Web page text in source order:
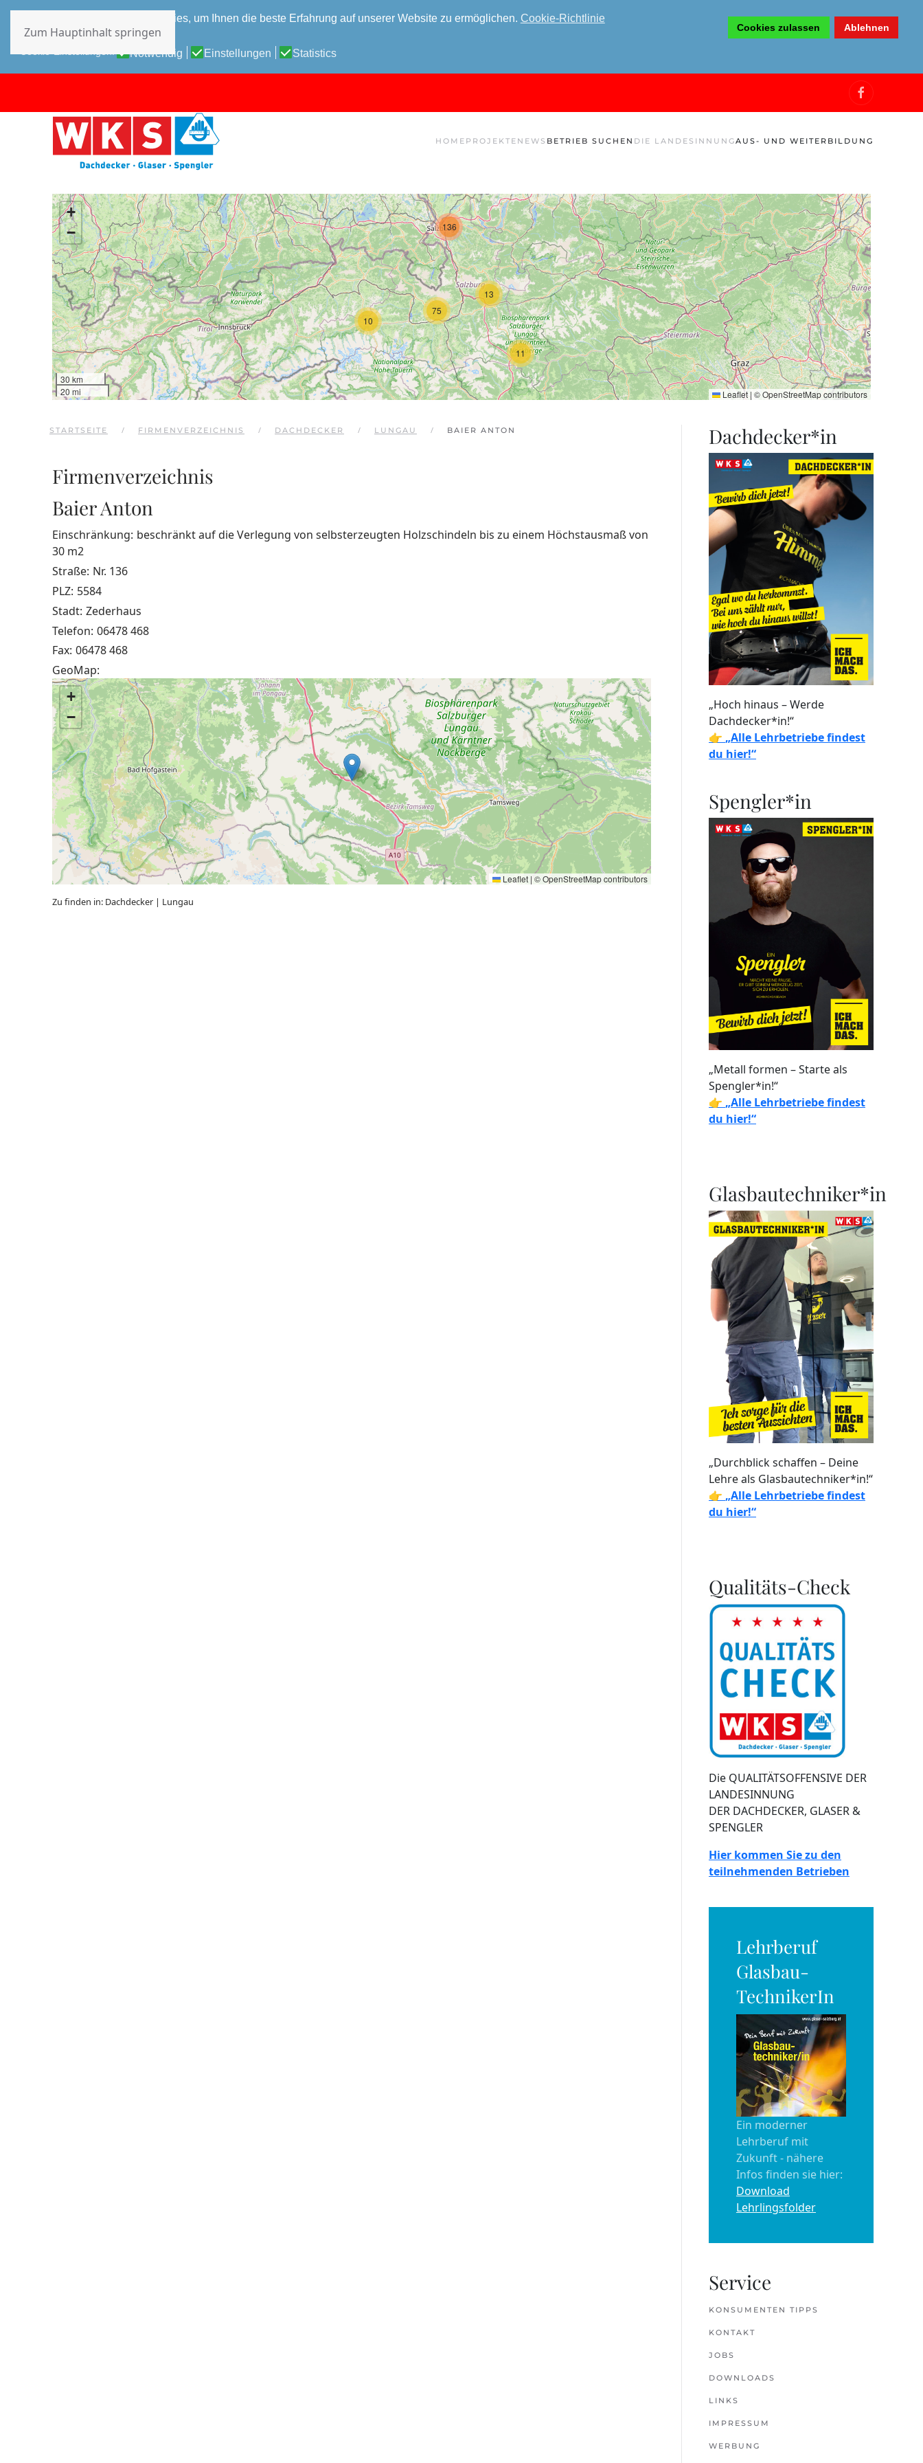
Diese Website verwendet Cookies, um Ihnen die beste Erfahrung auf unserer Website zu ermöglichen. Cookie-Richtlinie
Datenschutz-Bestimmungen
Cookies zulassen Ablehnen
Notwendig Einstellungen Statistics
Zum Hauptinhalt springen
HOME PROJEKTE NEWS BETRIEB SUCHEN DIE LANDESINNUNGAUS- UND WEITERBILDUNG
10
11
13
75
136
+
−
30 km
20 mi
Leaflet | ©OpenStreetMapcontributors
STARTSEITE FIRMENVERZEICHNIS DACHDECKER LUNGAU BAIER ANTON
Firmenverzeichnis
Baier Anton
Einschränkung: beschränkt auf die Verlegung von selbsterzeugten Holzschindeln bis zu einem Höchstausmaß von
30 m2
Straße: Nr. 136
PLZ: 5584
Stadt: Zederhaus
Telefon: 06478 468
Fax: 06478 468
GeoMap:
+
−
Leaflet | ©OpenStreetMapcontributors
Zu finden in: Dachdecker | Lungau
Dachdecker*in
„Hoch hinaus – Werde
Dachdecker*in!“
👉 „Alle Lehrbetriebe findest
du hier!“
Spengler*in
„Metall formen – Starte als
Spengler*in!“
👉 „Alle Lehrbetriebe findest
du hier!“
Glasbautechniker*in
„Durchblick schaffen – Deine
Lehre als Glasbautechniker*in!“
👉 „Alle Lehrbetriebe findest
du hier!“
Qualitäts-Check
Die QUALITÄTSOFFENSIVE DER
LANDESINNUNG
DER DACHDECKER, GLASER &
SPENGLER
Hier kommen Sie zu den
teilnehmenden Betrieben
Lehrberuf
Glasbau-
TechnikerIn
Ein moderner
Lehrberuf mit
Zukunft - nähere
Infos finden sie hier:
Download
Lehrlingsfolder
Service
KONSUMENTEN TIPPS
KONTAKT
JOBS
DOWNLOADS
LINKS
IMPRESSUM
WERBUNG